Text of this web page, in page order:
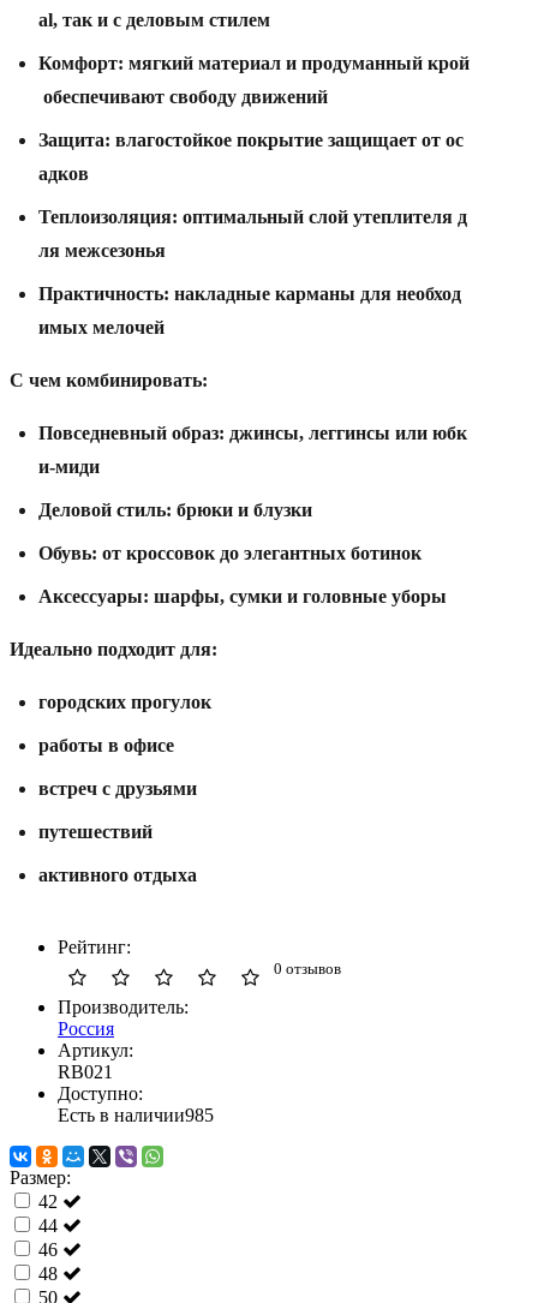
al, так и с деловым стилем
Комфорт: мягкий материал и продуманный крой
обеспечивают свободу движений
Защита: влагостойкое покрытие защищает от ос
адков
Теплоизоляция: оптимальный слой утеплителя д
ля межсезонья
Практичность: накладные карманы для необход
имых мелочей
С чем комбинировать:
Повседневный образ: джинсы, леггинсы или юбк
и-миди
Деловой стиль: брюки и блузки
Обувь: от кроссовок до элегантных ботинок
Аксессуары: шарфы, сумки и головные уборы
Идеально подходит для:
городских прогулок
работы в офисе
встреч с друзьями
путешествий
активного отдыха
Рейтинг:
0 отзывов
Производитель:
Россия
Артикул:
RB021
Доступно:
Есть в наличии985
Размер:
42
44
46
48
50